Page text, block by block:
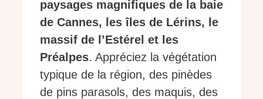
paysages magnifiques de la baie
de Cannes, les îles de Lérins, le
massif de l’Estérel et les
Préalpes. Appréciez la végétation
typique de la région, des pinèdes
de pins parasols, des maquis, des